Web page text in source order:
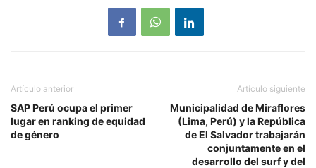
Artículo anterior
SAP Perú ocupa el primer
lugar en ranking de equidad
de género
Artículo siguiente
Municipalidad de Miraflores
(Lima, Perú) y la República
de El Salvador trabajarán
conjuntamente en el
desarrollo del surf y del